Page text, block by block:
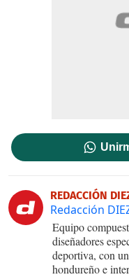
REDACCIÓN
Redacción
Equipo
diseñadores
deportiva, con
hondureño e